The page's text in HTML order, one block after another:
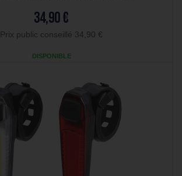
34,90 €
Prix public conseillé 34,90 €
DISPONIBLE